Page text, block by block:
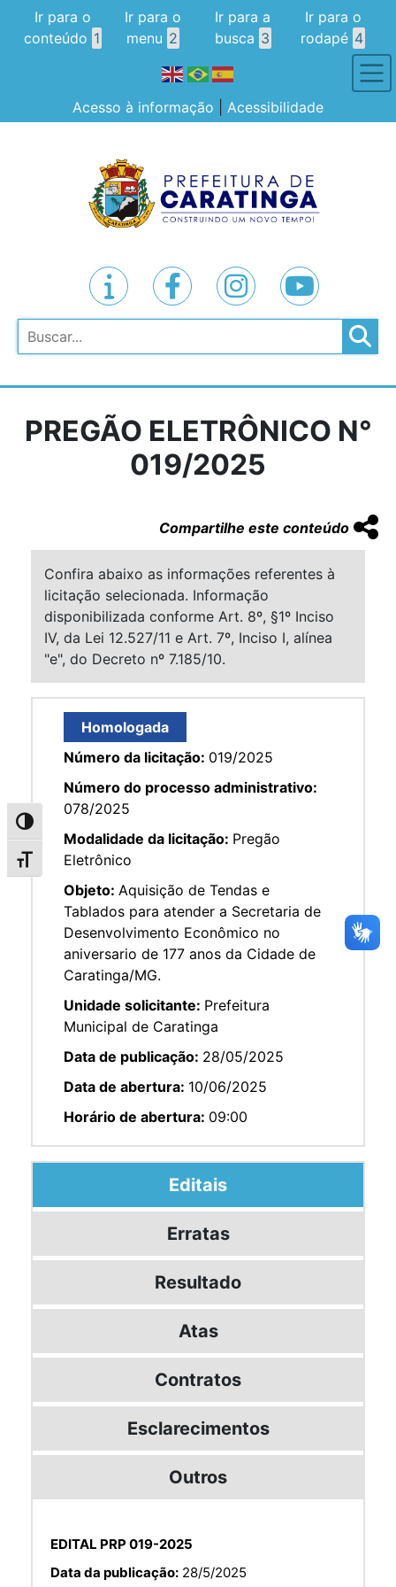
Alternar alto contraste
Alternar tamanho da fonte
Ir para o
conteúdo 1
Ir para o
menu 2
Ir para a
busca 3
Ir para o
rodapé 4
Acesso à informação Acessibilidade
Pesquisar
PREGÃO ELETRÔNICO N°
019/2025
Compartilhe este conteúdo
Confira abaixo as informações referentes à
licitação selecionada. Informação
disponibilizada conforme Art. 8º, §1º Inciso
IV, da Lei 12.527/11 e Art. 7º, Inciso I, alínea
"e", do Decreto nº 7.185/10.
Homologada
Número da licitação: 019/2025
Número do processo administrativo:
078/2025
Modalidade da licitação: Pregão
Eletrônico
Objeto: Aquisição de Tendas e
Tablados para atender a Secretaria de
Desenvolvimento Econômico no
aniversario de 177 anos da Cidade de
Caratinga/MG.
Unidade solicitante: Prefeitura
Municipal de Caratinga
Data de publicação: 28/05/2025
Data de abertura: 10/06/2025
Horário de abertura: 09:00
Editais
Erratas
Resultado
Atas
Contratos
Esclarecimentos
Outros
EDITAL PRP 019-2025
Data da publicação: 28/5/2025